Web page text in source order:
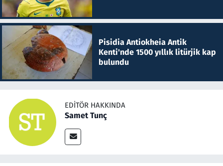
Pisidia Antiokheia Antik
Kenti'nde 1500 yıllık litürjik kap
bulundu
EDITÖR HAKKINDA
Samet Tunç